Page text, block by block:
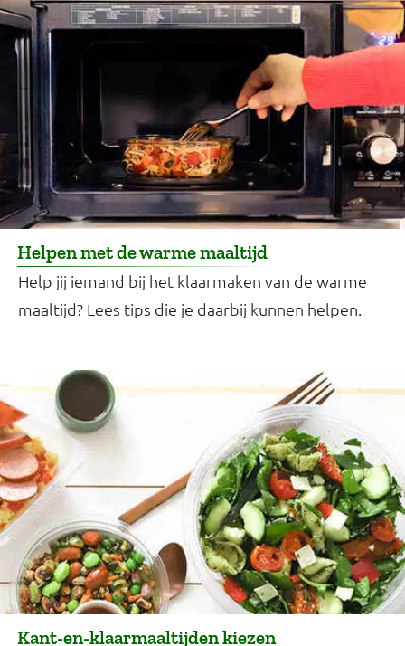
Helpen met de warme maaltijd
Help jij iemand bij het klaarmaken van de warme
maaltijd? Lees tips die je daarbij kunnen helpen.
Kant-en-klaarmaaltijden kiezen